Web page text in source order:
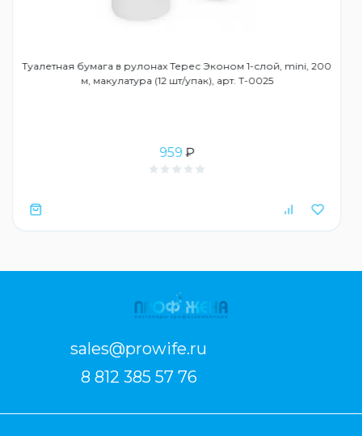
Туалетная бумага в рулонах Терес Эконом 1-слой, mini, 200
м, макулатура (12 шт/упак), арт. Т-0025
959₽
sales@prowife.ru
8 812 385 57 76